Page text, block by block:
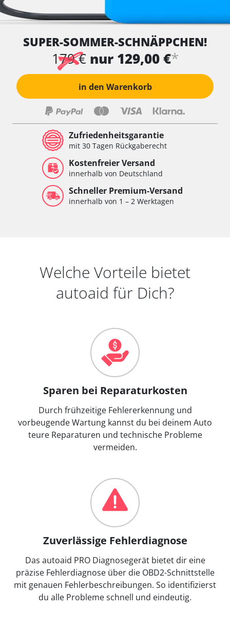
SUPER-SOMMER-SCHNÄPPCHEN!
179 € nur 129,00 €*
in den Warenkorb
Zufriedenheitsgarantie
mit 30 Tagen Rückgaberecht
Kostenfreier Versand
innerhalb von Deutschland
Schneller Premium-Versand
innerhalb von 1 – 2 Werktagen
Welche Vorteile bietet
autoaid für Dich?
Sparen bei Reparaturkosten
Durch frühzeitige Fehlererkennung und
vorbeugende Wartung kannst du bei deinem Auto
teure Reparaturen und technische Probleme
vermeiden.
Zuverlässige Fehlerdiagnose
Das autoaid PRO Diagnosegerät bietet dir eine
präzise Fehlerdiagnose über die OBD2-Schnittstelle
mit genauen Fehlerbeschreibungen. So identifizierst
du alle Probleme schnell und eindeutig.